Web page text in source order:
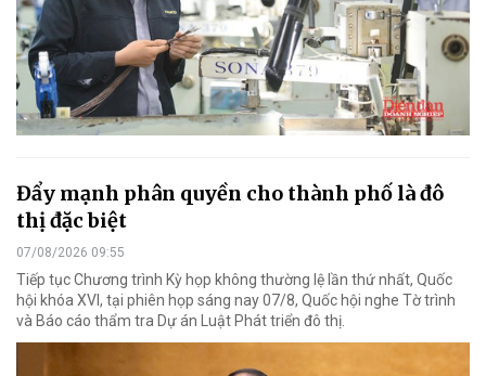
Đẩy mạnh phân quyền cho thành phố là đô
thị đặc biệt
07/08/2026 09:55
Tiếp tục Chương trình Kỳ họp không thường lệ lần thứ nhất, Quốc
hội khóa XVI, tại phiên họp sáng nay 07/8, Quốc hội nghe Tờ trình
và Báo cáo thẩm tra Dự án Luật Phát triển đô thị.